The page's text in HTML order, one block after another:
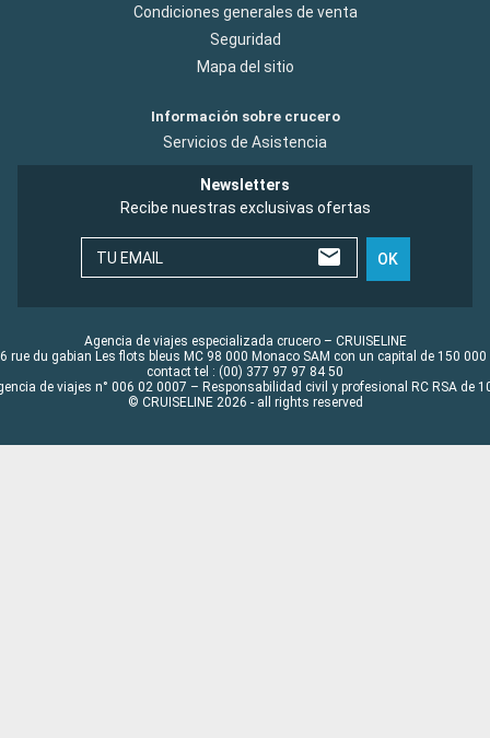
Condiciones generales de venta
Seguridad
Mapa del sitio
Información sobre crucero
Servicios de Asistencia
Newsletters
Recibe nuestras exclusivas ofertas
TU EMAIL OK
Agencia de viajes especializada crucero – CRUISELINE
rue du gabian Les flots bleus MC 98 000 Monaco SAM con un capital de 150 000
contact tel : (00) 377 97 97 84 50
de viajes n° 006 02 0007 – Responsabilidad civil y profesional RC RSA de
© CRUISELINE 2026 - all rights reserved